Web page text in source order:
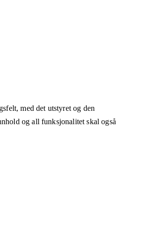
med det utstyret og den
og all funksjonalitet skal også